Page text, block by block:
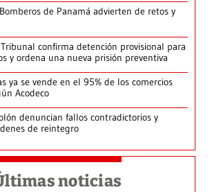
de Panamá advierten de retos y
confirma detención provisional para
y ordena una nueva prisión preventiva
ya se vende en el 95% de los comercios
Acodeco
denuncian fallos contradictorios y
de reintegro
noticias